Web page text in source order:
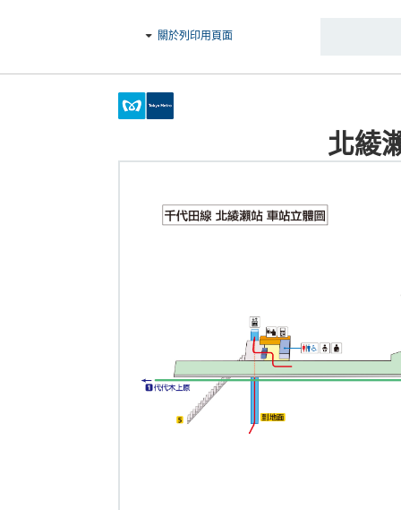
關於列印用頁面
北綾